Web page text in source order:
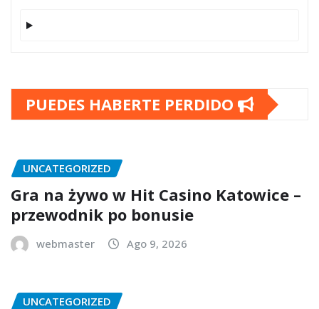
PUEDES HABERTE PERDIDO
UNCATEGORIZED
Gra na żywo w Hit Casino Katowice –
przewodnik po bonusie
webmaster Ago 9, 2026
UNCATEGORIZED